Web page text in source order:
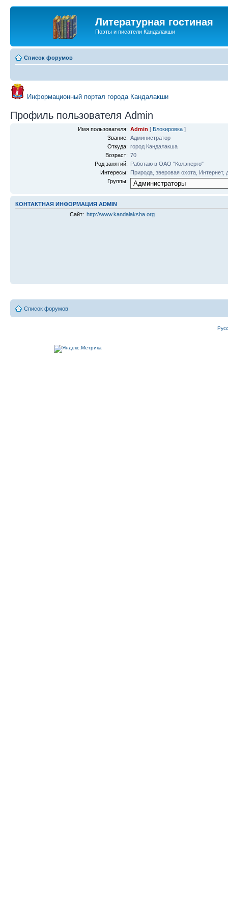
Литературная гостиная
Поэты и писатели Кандалакши
Список форумов
Информационный портал города Кандалакши
Профиль пользователя Admin
Имя пользователя: Admin [ Блокировка]
Звание: Администратор
Откуда: город Кандалакша
Возраст: 70
Род занятий: Работаю в ОАО "Колэнерго"
Интересы: Природа, зверовая охота, Интернет,
Группы:
КОНТАКТНАЯ ИНФОРМАЦИЯ ADMIN
Сайт: http://www.kandalaksha.org
Список форумов